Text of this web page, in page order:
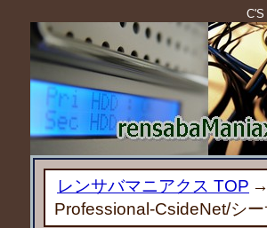
レンサバマニアクス TOP →
Professional-CsideNet/シ